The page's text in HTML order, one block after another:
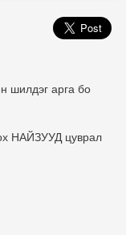
шилдэг арга бо
НАЙЗУУД цуврал